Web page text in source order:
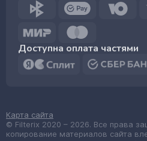
Доступна оплата частями
© Filterix 2020 – 2026. Все права
копирование материалов сайта
Карта сайта